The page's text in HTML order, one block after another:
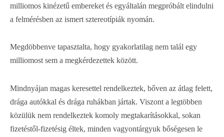
milliomos kinézetű embereket és egyáltalán megpróbált elindulni
a felmérésben az ismert sztereotípiák nyomán.
Megdöbbenve tapasztalta, hogy gyakorlatilag nem talál egy
milliomost sem a megkérdezettek között.
Mindnyájan magas keresettel rendelkeztek, bőven az átlag felett,
drága autókkal és drága ruhákban jártak. Viszont a legtöbben
közülük nem rendelkeztek komoly megtakarításokkal, sokan
fizetéstől-fizetésig éltek, minden vagyontárgyuk bőségesen le